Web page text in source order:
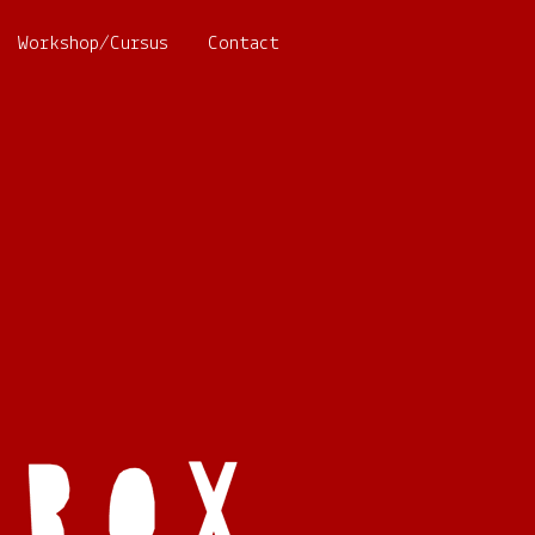
Workshop/Cursus Contact